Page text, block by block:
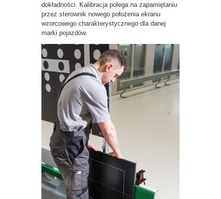
dokładności. Kalibracja polega na zapamiętaniu
przez sterownik nowego położenia ekranu
wzorcowego charakterystycznego dla danej
marki pojazdów.